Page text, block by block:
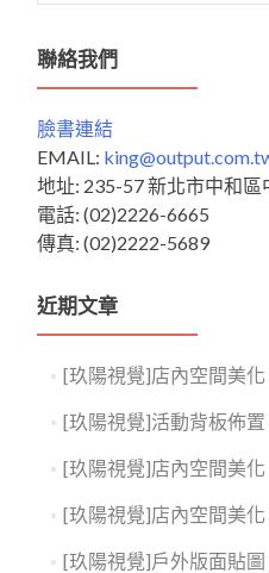
鍵
字:
聯絡我們
臉書連結
EMAIL:
地址: 235-57 新北市中和
電話: (02)2226-6665
傳真: (02)2222-5689
近期文章
[玖陽視覺]店內空間美
[玖陽視覺]活動背板佈
[玖陽視覺]店內空間美
[玖陽視覺]店內空間美
[玖陽視覺]戶外版面貼